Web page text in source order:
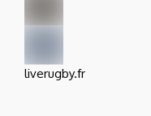
liverugby.fr